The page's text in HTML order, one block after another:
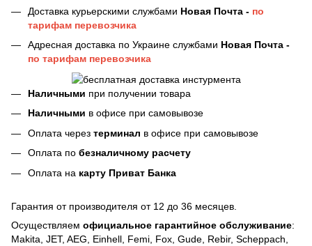
Доставка курьерскими службами Новая Почта - по
тарифам перевозчика
Адресная доставка по Украине службами Новая Почта -
по тарифам перевозчика
Наличными при получении товара
Наличными в офисе при самовывозе
Оплата через терминал в офисе при самовывозе
Оплата по безналичному расчету
Оплата на карту Приват Банка
Гарантия от производителя от 12 до 36 месяцев.
Осуществляем официальное гарантийное обслуживание:
Makita, JET, AEG, Einhell, Femi, Fox, Gude, Rebir, Scheppach,